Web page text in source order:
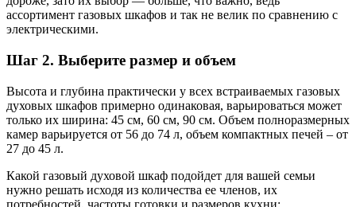
ассортимент газовых шкафов и так не велик по сравнению с
электрическими.
Шаг 2. Выберите размер и объем
Высота и глубина практически у всех встраиваемых газовых
духовых шкафов примерно одинаковая, варьироваться может
только их ширина: 45 см, 60 см, 90 см. Объем полноразмерных
камер варьируется от 56 до 74 л, объем компактных печей – от
27 до 45 л.
Какой газовый духовой шкаф подойдет для вашей семьи
нужно решать исходя из количества ее членов, их
потребностей, частоты готовки и размеров кухни: